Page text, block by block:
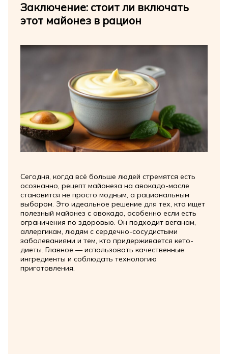
Заключение: стоит ли включать
этот майонез в рацион
Сегодня, когда всё больше людей стремятся есть
осознанно, рецепт майонеза на авокадо-масле
становится не просто модным, а рациональным
выбором. Это идеальное решение для тех, кто ищет
полезный майонез с авокадо, особенно если есть
ограничения по здоровью. Он подходит веганам,
аллергикам, людям с сердечно-сосудистыми
заболеваниями и тем, кто придерживается кето-
диеты. Главное — использовать качественные
ингредиенты и соблюдать технологию
приготовления.